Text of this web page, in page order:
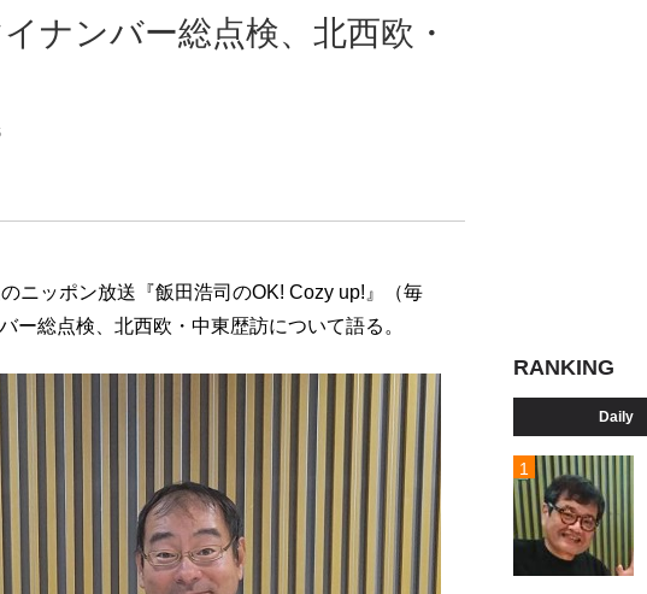
ナンバー総点検、北西欧・
ニッポン放送『飯田浩司のOK! Cozy up!』（毎
総点検、北西欧・中東歴訪について語る。
RANKING
Daily